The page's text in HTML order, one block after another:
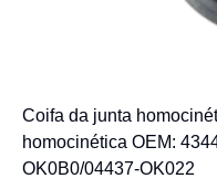
Coifa da junta
homocinética OEM:
OK0B0/04437-OK022